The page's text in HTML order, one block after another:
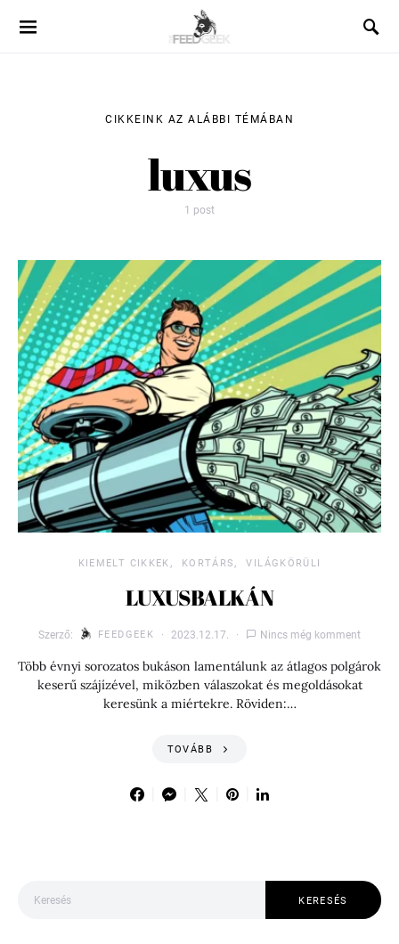
CIKKEINK AZ ALÁBBI TÉMÁBAN
luxus
1 post
KIEMELT CIKKEK KORTÁRS VILÁGKÖRÜLI
LUXUSBALKÁN
Szerző: FEEDGEEK 2023.12.17. Nincs még komment
Több évnyi sorozatos bukáson lamentálunk az átlagos polgárok
keserű szájízével, miközben válaszokat és megoldásokat
keresünk a miértekre. Röviden:…
TOVÁBB
KERESÉS